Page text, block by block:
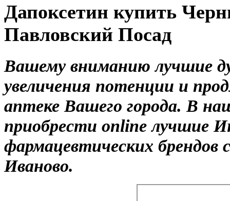
Дапоксетин купить
Павловский Посад
Вашему вниманию лучшие
увеличения потенции и
аптеке Вашего города. В
приобрести online лучшие
фармацевтических брендов
Иваново.